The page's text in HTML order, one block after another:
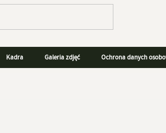
Kadra Galeria zdjęć Ochrona danych